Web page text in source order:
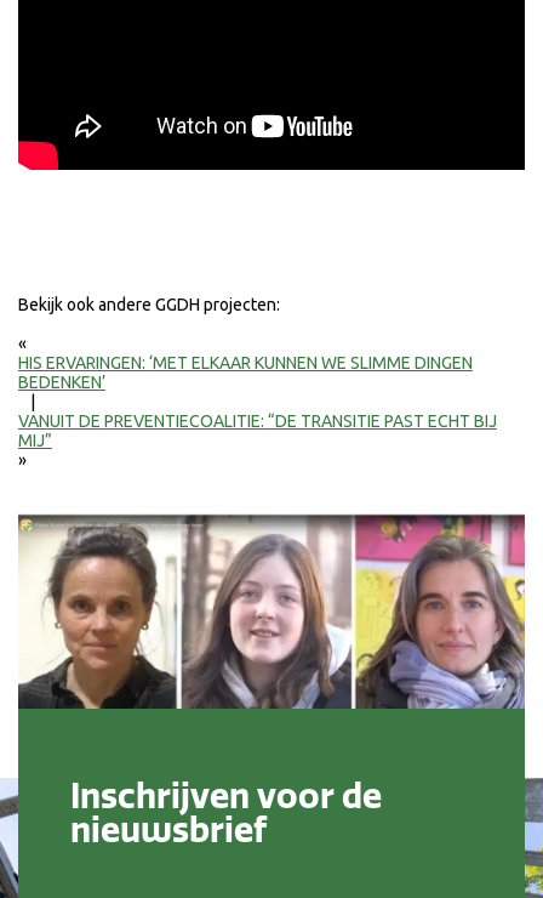
Bekijk ook andere GGDH projecten:
«
HIS ERVARINGEN: ‘MET ELKAAR KUNNEN WE SLIMME DINGEN
BEDENKEN’
VANUIT DE PREVENTIECOALITIE: “DE TRANSITIE PAST ECHT BIJ
MIJ”
»
Inschrijven voor de
nieuwsbrief